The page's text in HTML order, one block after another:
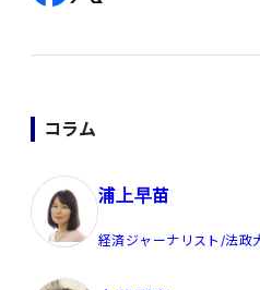
ー
ジ
り
コラム
浦上早苗
経済ジャーナリスト/法政